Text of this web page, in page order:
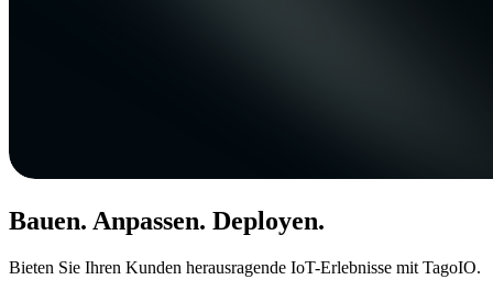
Bauen. Anpassen. Deployen.
Bieten Sie Ihren Kunden herausragende IoT-Erlebnisse mit TagoIO.